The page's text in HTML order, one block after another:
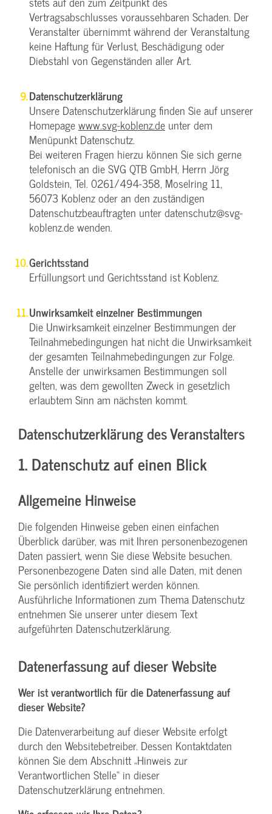
Vertragsabschlusses voraussehbaren Schaden. Der
Veranstalter übernimmt während der Veranstaltung
keine Haftung für Verlust, Beschädigung oder
Diebstahl von Gegenständen aller Art.
Datenschutzerklärung
Unsere Datenschutzerklärung finden Sie auf unserer
Homepagewww.svg-koblenz.de unter dem
Menüpunkt Datenschutz.
Bei weiteren Fragen hierzu können Sie sich gerne
telefonisch an die SVG QTB GmbH, Herrn Jörg
Goldstein, Tel. 0261/494-358, Moselring 11,
56073 Koblenz oder an den zuständigen
Datenschutzbeauftragten unter datenschutz@svg-
koblenz.de wenden.
Gerichtsstand
Erfüllungsort und Gerichtsstand ist Koblenz.
Unwirksamkeit einzelner Bestimmungen
Die Unwirksamkeit einzelner Bestimmungen der
Teilnahmebedingungen hat nicht die Unwirksamkeit
der gesamten Teilnahmebedingungen zur Folge.
Anstelle der unwirksamen Bestimmungen soll
gelten, was dem gewollten Zweck in gesetzlich
erlaubtem Sinn am nächsten kommt.
Datenschutzerklärung des Veranstalters
1. Datenschutz auf einen Blick
Allgemeine Hinweise
Die folgenden Hinweise geben einen einfachen
Überblick darüber, was mit Ihren personenbezogenen
Daten passiert, wenn Sie diese Website besuchen.
Personenbezogene Daten sind alle Daten, mit denen
Sie persönlich identifiziert werden können.
Ausführliche Informationen zum Thema Datenschutz
entnehmen Sie unserer unter diesem Text
aufgeführten Datenschutzerklärung.
Datenerfassung auf dieser Website
Wer ist verantwortlich für die Datenerfassung auf
dieser Website?
Die Datenverarbeitung auf dieser Website erfolgt
durch den Websitebetreiber. Dessen Kontaktdaten
können Sie dem Abschnitt „Hinweis zur
Verantwortlichen Stelle“ in dieser
Datenschutzerklärung entnehmen.